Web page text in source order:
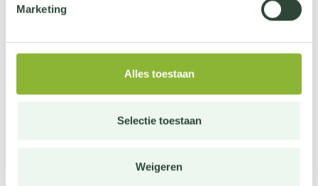
Marketing
Alles toestaan
Selectie toestaan
Weigeren